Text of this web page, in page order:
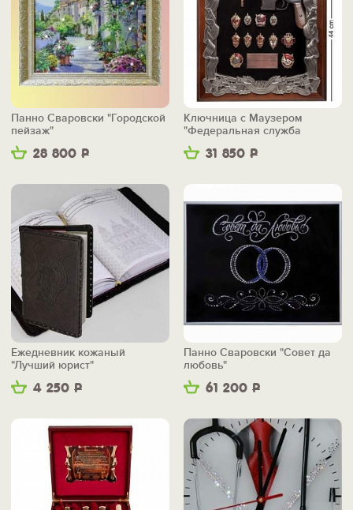
28 800 Р
Панно Сваровски "Городской
пейзаж"
31 850 Р
Ключница с Маузером
"Федеральная служба
безопасности"
4 250 Р
Ежедневник кожаный
"Лучший юрист"
61 200 Р
Панно Сваровски "Совет да
любовь"